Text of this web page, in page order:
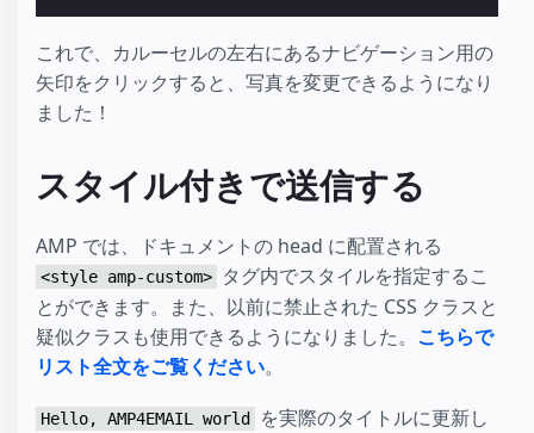
これで、カルーセルの左右にあるナビゲーション用の
矢印をクリックすると、写真を変更できるようになり
ました！
スタイル付きで送信する
AMP では、ドキュメントの head に配置される
<style amp-custom>
タグ内でスタイルを指定するこ
とができます。また、以前に禁止された CSS クラスと
疑似クラスも使用できるようになりました。 こちらで
リスト全文をご覧ください。
Hello, AMP4EMAIL world
を実際のタイトルに更新し